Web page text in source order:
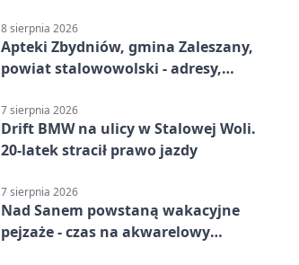
8 sierpnia 2026
Apteki Zbydniów, gmina Zaleszany,
powiat stalowowolski - adresy,
7 sierpnia 2026
Drift BMW na ulicy w Stalowej Woli.
20-latek stracił prawo jazdy
7 sierpnia 2026
Nad Sanem powstaną wakacyjne
pejzaże - czas na akwarelowy